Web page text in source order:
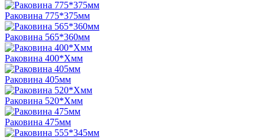
Раковина 775*375мм
Раковина 565*360мм
Раковина 400*Xмм
Раковина 405мм
Раковина 520*Xмм
Раковина 475мм